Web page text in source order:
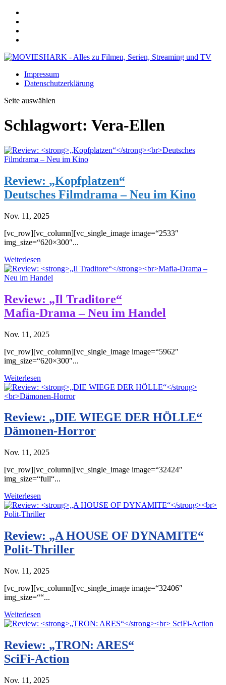
Impressum
Datenschutzerklärung
Seite auswählen
Schlagwort: Vera-Ellen
Review: „Kopfplatzen“
Deutsches Filmdrama – Neu im Kino
Nov. 11, 2025
[vc_row][vc_column][vc_single_image image=“2533″
img_size=“620×300″...
Weiterlesen
Review: „Il Traditore“
Mafia-Drama – Neu im Handel
Nov. 11, 2025
[vc_row][vc_column][vc_single_image image=“5962″
img_size=“620×300″...
Weiterlesen
Review: „DIE WIEGE DER HÖLLE“
Dämonen-Horror
Nov. 11, 2025
[vc_row][vc_column][vc_single_image image=“32424″
img_size=“full“...
Weiterlesen
Review: „A HOUSE OF DYNAMITE“
Polit-Thriller
Nov. 11, 2025
[vc_row][vc_column][vc_single_image image=“32406″
img_size=““...
Weiterlesen
Review: „TRON: ARES“
SciFi-Action
Nov. 11, 2025